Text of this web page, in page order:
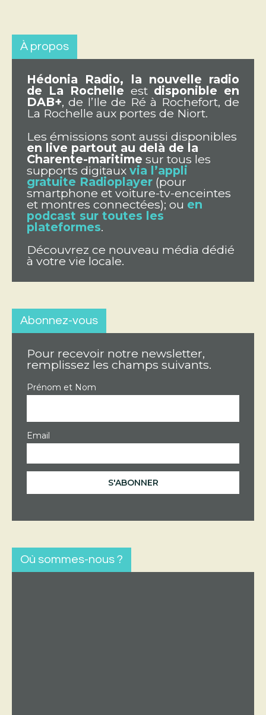
À propos
Hédonia Radio, la nouvelle radio
de La Rochelle est disponible en
DAB+, de l’Ile de Ré à Rochefort, de
La Rochelle aux portes de Niort.
Les émissions sont aussi disponibles
en live partout au delà de la
Charente-maritime sur tous les
supports digitaux via l’appli
gratuite Radioplayer (pour
smartphone et voiture-tv-enceintes
et montres connectées); ou en
podcast sur toutes les
plateformes.
Découvrez ce nouveau média dédié
à votre vie locale.
Abonnez-vous
Pour recevoir notre newsletter,
remplissez les champs suivants.
Prénom et Nom
Email
Où sommes-nous ?